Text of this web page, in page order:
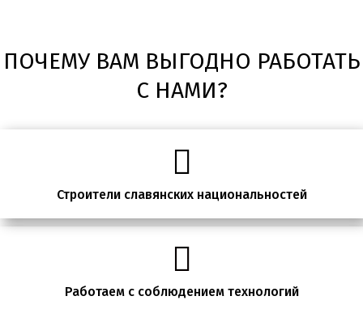
ПОЧЕМУ ВАМ ВЫГОДНО РАБОТАТЬ
С НАМИ?
Строители славянских национальностей
Работаем с соблюдением технологий